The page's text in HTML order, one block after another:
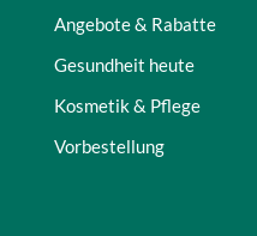
Angebote & Rabatte
Gesundheit heute
Kosmetik & Pflege
Vorbestellung